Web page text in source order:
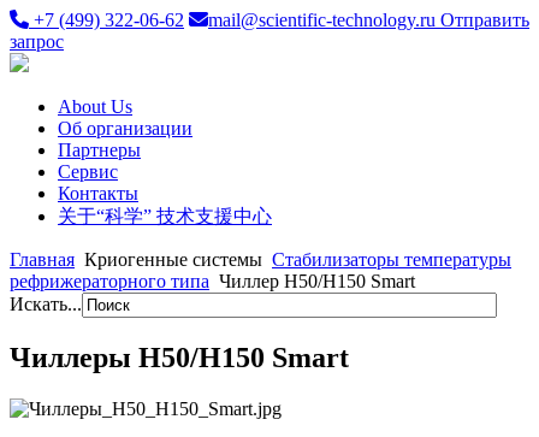
+7 (499) 322-06-62 mail@scientific-technology.ru Отправить
запрос
About Us
Об организации
Партнеры
Сервис
Контакты
关于“科学” 技术支援中心
Главная Криогенные системы Стабилизаторы температуры
рефрижераторного типа Чиллер H50/H150 Smart
Искать...
Чиллеры H50/H150 Smart